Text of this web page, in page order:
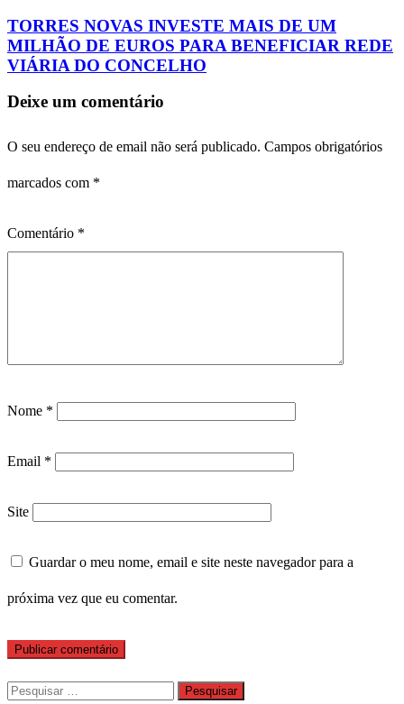
TORRES NOVAS INVESTE MAIS DE UM
MILHÃO DE EUROS PARA BENEFICIAR REDE
VIÁRIA DO CONCELHO
Deixe um comentário
O seu endereço de email não será publicado. Campos obrigatórios
marcados com *
Comentário *
Nome *
Email *
Site
Guardar o meu nome, email e site neste navegador para a
próxima vez que eu comentar.
Pesquisar